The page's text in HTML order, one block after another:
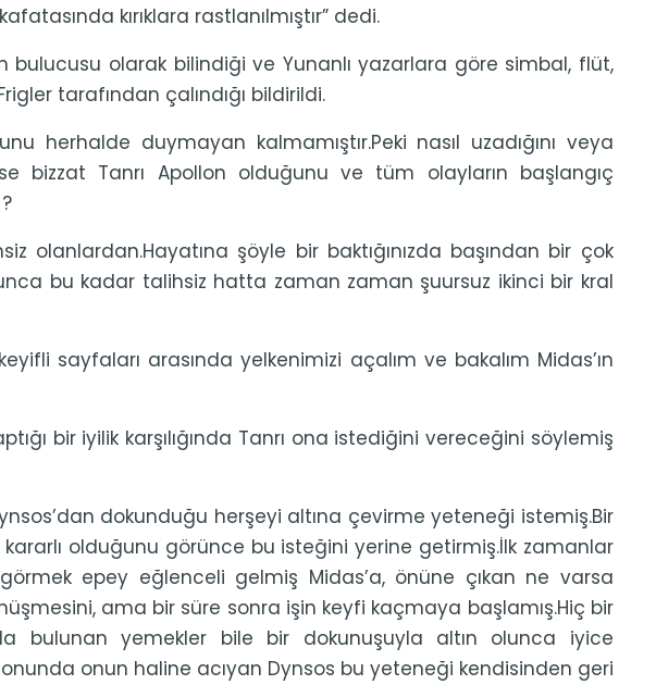
kırıklara rastlanılmıştır” dedi.
bulucusu olarak bilindiği ve Yunanlı yazarlara göre simbal, flüt,
tarafından çalındığı bildirildi.
herhalde duymayan kalmamıştır.Peki nasıl uzadığını veya
ise bizzat Tanrı Apollon olduğunu ve tüm olayların başlangıç
olanlardan.Hayatına şöyle bir baktığınızda başından bir çok
bu kadar talihsiz hatta zaman zaman şuursuz ikinci bir kral
sayfaları arasında yelkenimizi açalım ve bakalım Midas’ın
bir iyilik karşılığında Tanrı ona istediğini vereceğini söylemiş
dokunduğu herşeyi altına çevirme yeteneği istemiş.Bir
kararlı olduğunu görünce bu isteğini yerine getirmiş.İlk zamanlar
epey eğlenceli gelmiş Midas’a, önüne çıkan ne varsa
ama bir süre sonra işin keyfi kaçmaya başlamış.Hiç bir
bulunan yemekler bile bir dokunuşuyla altın olunca iyice
onun haline acıyan Dynsos bu yeteneği kendisinden geri